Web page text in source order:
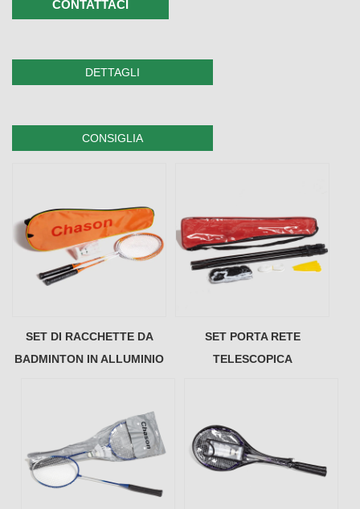
CONTATTACI
DETTAGLI
CONSIGLIA
SET DI RACCHETTE DA
BADMINTON IN ALLUMINIO
SET PORTA RETE
TELESCOPICA